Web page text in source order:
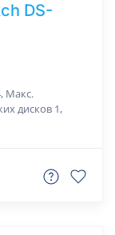
DS-
Макс.
дисков 1,